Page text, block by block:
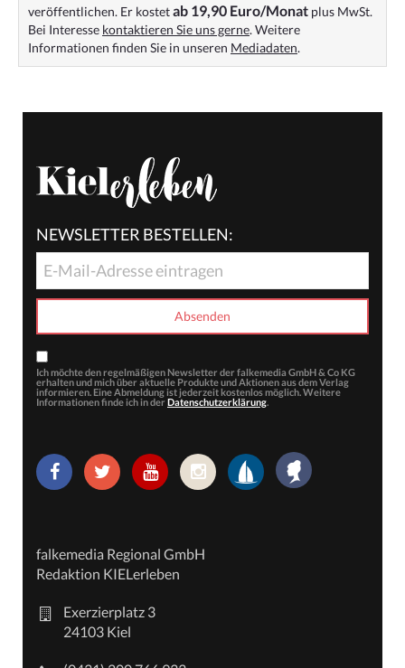
veröffentlichen. Er kostetab 19,90 Euro/Monat plus MwSt.
Bei Interesse kontaktieren Sie uns gerne. Weitere
Informationen finden Sie in unseren Mediadaten.
NEWSLETTER BESTELLEN:
Ich möchte den regelmäßigen Newsletter der falkemedia GmbH & Co KG
erhalten und mich über aktuelle Produkte und Aktionen aus dem Verlag
informieren. Eine Abmeldung ist jederzeit kostenlos möglich. Weitere
Informationen finde ich in der Datenschutzerklärung.
falkemedia Regional GmbH
Redaktion KIELerleben
Exerzierplatz 3
24103 Kiel